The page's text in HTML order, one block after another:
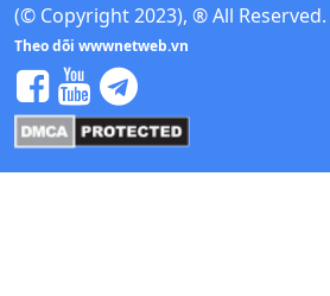
(© Copyright 2023), ® All Reserved.
Theo dõi wwwnetweb.vn